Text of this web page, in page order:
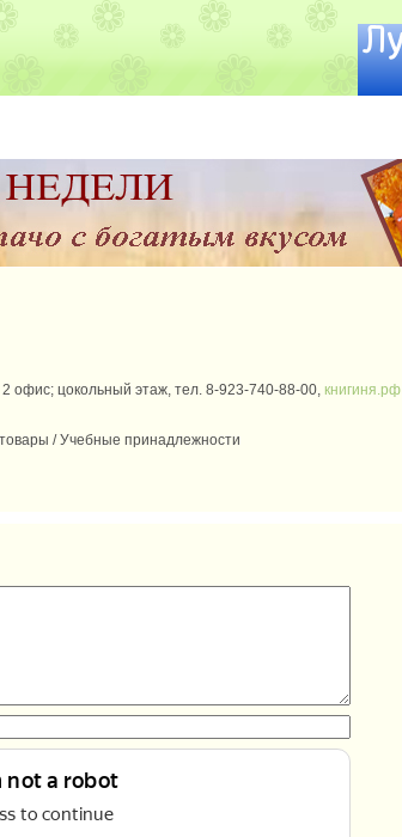
офис; цокольный этаж, тел. 8-923-740-88-00, книгиня.рф
/ Учебные принадлежности